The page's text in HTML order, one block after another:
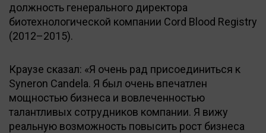
должность генерального директора
биотехнологической компании Cord Blood Registry
(2012–2015).
Краузе сказал: «Я очень рад присоединиться к
Syneron Candela. Я был очень впечатлен
мощностью бизнеса и вовлеченностью
талантливых сотрудников компании. Я вижу
реальную возможность повысить рост бизнеса